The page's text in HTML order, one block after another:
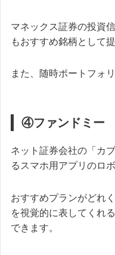
マネックス証券の投資
もおすすめ銘柄として
また、随時ポートフォ
④ファンドミー
ネット証券会社の「カ
るスマホ用アプリのロ
おすすめプランがどれ
を視覚的に表してくれ
できます。